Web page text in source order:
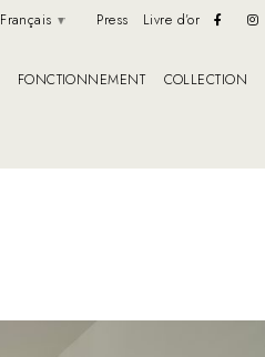
Français Press Livre d’or
FONCTIONNEMENT COLLECTION